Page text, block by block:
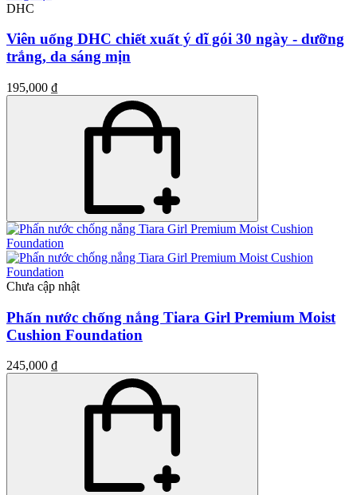
DHC
Viên uống DHC chiết xuất ý dĩ gói 30 ngày - dưỡng
trắng, da sáng mịn
195,000 ₫
Chưa cập nhật
Phấn nước chống nắng Tiara Girl Premium Moist
Cushion Foundation
245,000 ₫